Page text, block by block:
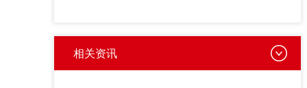
相关资讯